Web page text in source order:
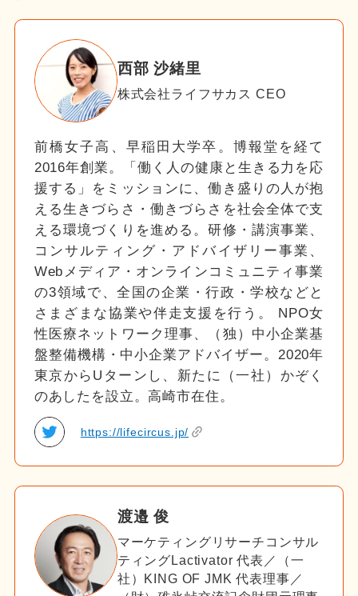
西部 沙緒里
株式会社ライフサカス CEO
前橋女子高、早稲田大学卒。博報堂を経て
2016年創業。「働く人の健康と生きる力を応
援する」をミッションに、働き盛りの人が抱
える生きづらさ・働きづらさを社会全体で支
える環境づくりを進める。研修・講演事業、
コンサルティング・アドバイザリー事業、
Webメディア・オンラインコミュニティ事業
の3領域で、全国の企業・行政・学校などと
さまざまな協業や伴走支援を行う。 NPO女
性医療ネットワーク理事、（独）中小企業基
盤整備機構・中小企業アドバイザー。2020年
東京からUターンし、新たに（一社）かぞく
のあしたを設立。高崎市在住。
https://lifecircus.jp/
渡邉 俊
マーケティングリサーチコンサル
ティングLactivator 代表／（一
社）KING OF JMK 代表理事／